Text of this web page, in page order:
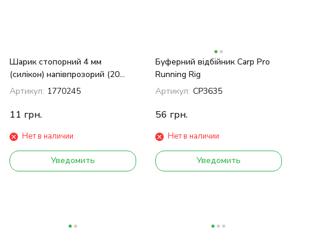
Шарик стопорний 4 мм
(силікон) напівпрозорий (20
шт.)
Артикул: 1770245
11 грн.
Нет в наличии
Уведомить
Буферний відбійник Carp Pro
Running Rig
Артикул: CP3635
56 грн.
Нет в наличии
Уведомить